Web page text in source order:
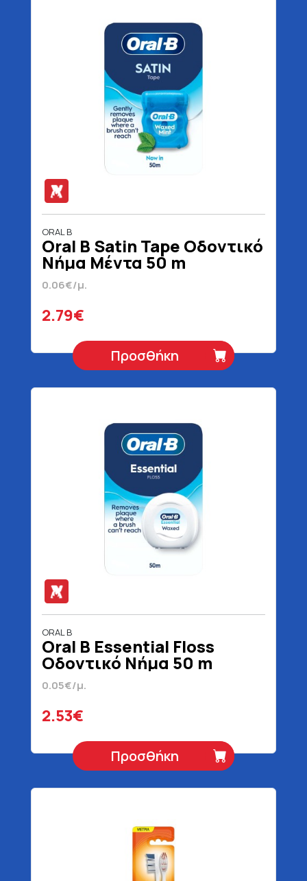
ORAL B
Oral B Satin Tape Οδοντικό
Νήμα Μέντα 50 m
0.06€/μ.
2.79€
Προσθήκη
ORAL B
Oral B Essential Floss
Οδοντικό Νήμα 50 m
0.05€/μ.
2.53€
Προσθήκη